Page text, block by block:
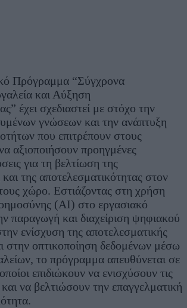
Πρόγραμμα “Σύγχρονα
και Αύξηση
έχει σχεδιαστεί με στόχο την
γνώσεων και την ανάπτυξη
που επιτρέπουν στους
αξιοποιήσουν προηγμένες
για τη βελτίωση της
της αποτελεσματικότητας στον
χώρο. Εστιάζοντας στη χρήση
(AI) στο εργασιακό
παραγωγή και διαχείριση ψηφιακού
ενίσχυση της αποτελεσματικής
στην οπτικοποίηση δεδομένων μέσω
το πρόγραμμα απευθύνεται σε
επιδιώκουν να ενισχύσουν τις
και να βελτιώσουν την επαγγελματική